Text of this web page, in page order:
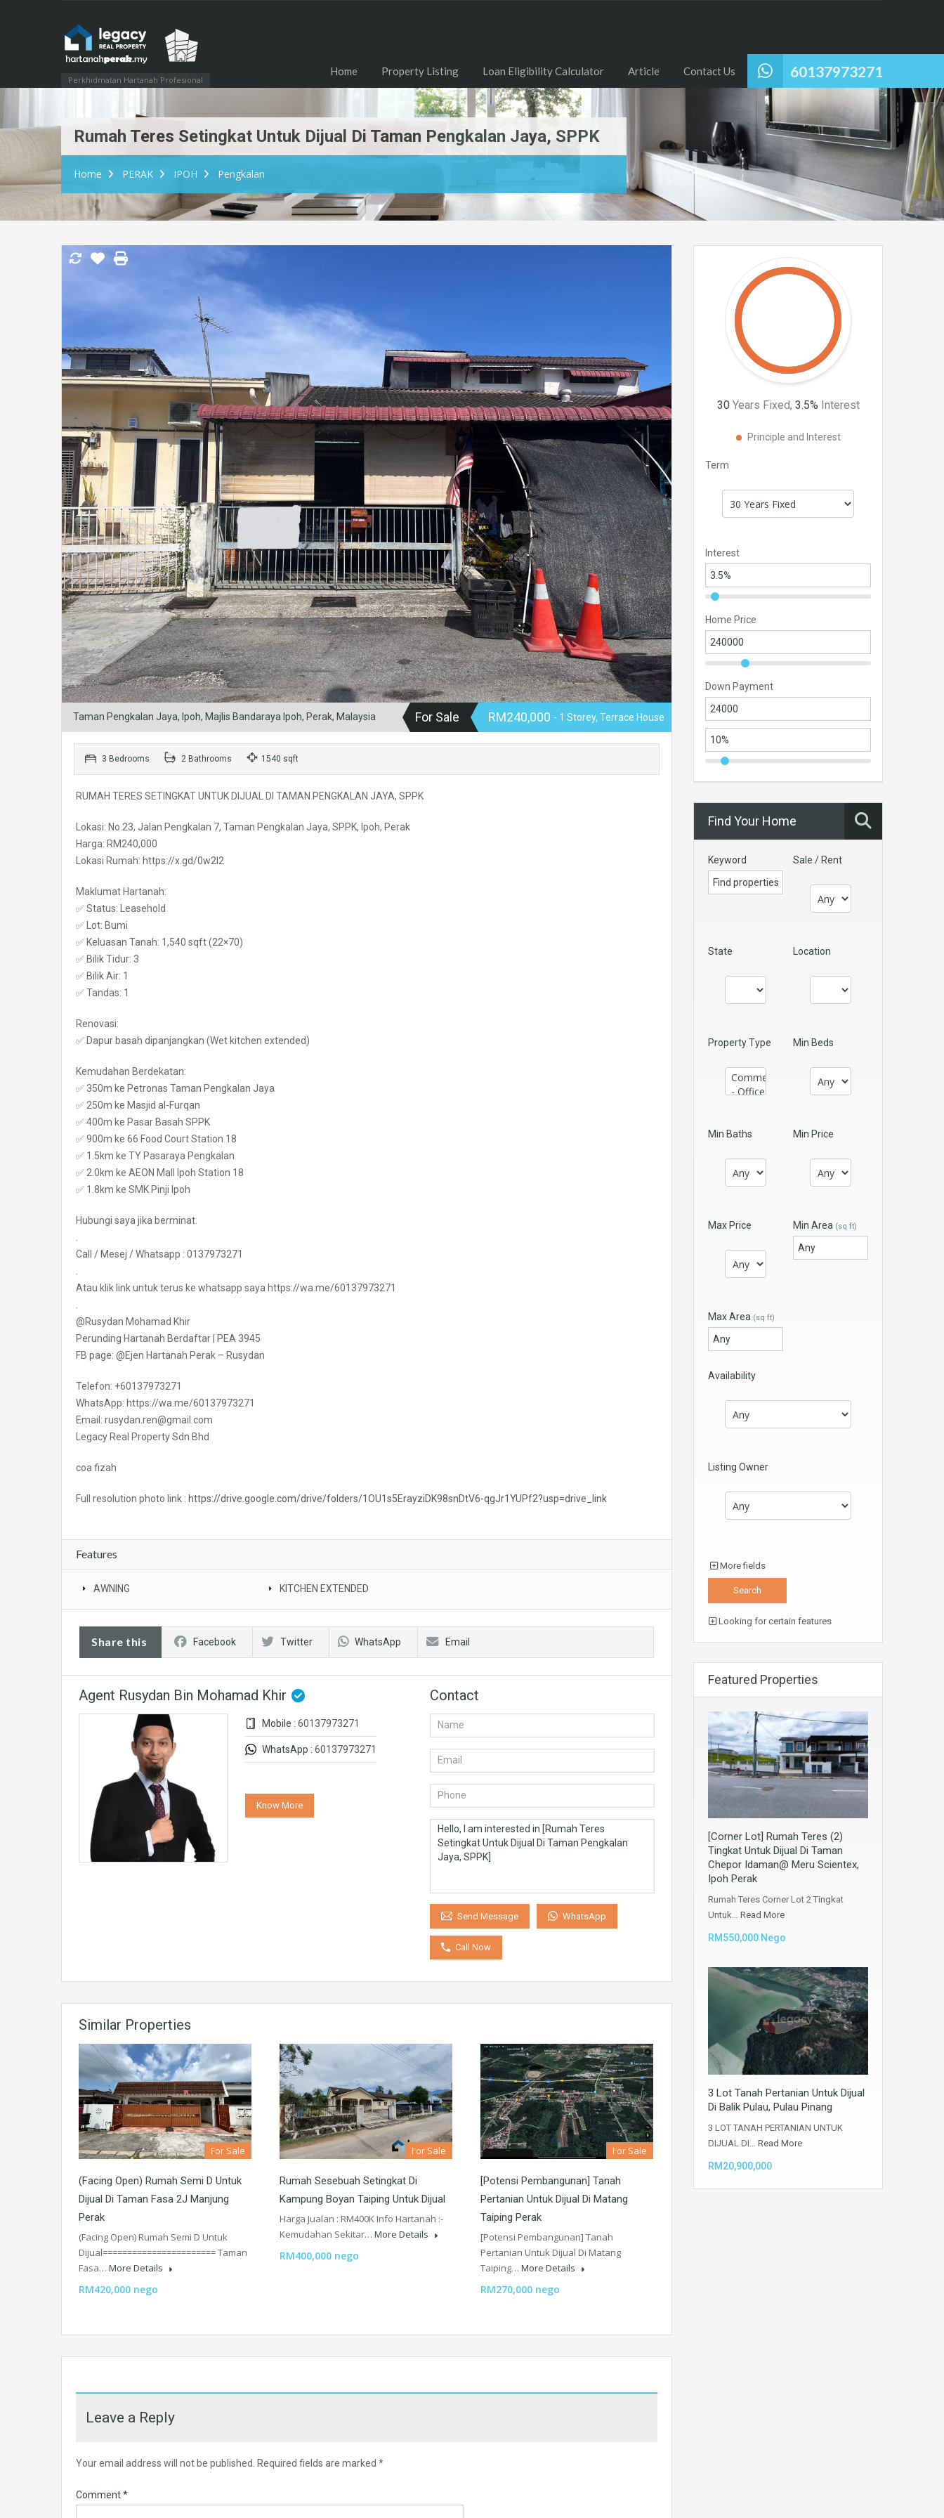
Perkhidmatan Hartanah Profesional 60137973271
Home Property Listing Loan Eligibility Calculator Article Contact Us
Rumah Teres Setingkat Untuk Dijual Di Taman Pengkalan Jaya, SPPK
Home PERAK IPOH Pengkalan
Taman Pengkalan Jaya, Ipoh, Majlis Bandaraya Ipoh, Perak, Malaysia For Sale RM240,000 - 1 Storey, Terrace House
3 Bedrooms 2 Bathrooms 1540 sqft
RUMAH TERES SETINGKAT UNTUK DIJUAL DI TAMAN PENGKALAN JAYA, SPPK
Lokasi: No.23, Jalan Pengkalan 7, Taman Pengkalan Jaya, SPPK, Ipoh, Perak
Harga: RM240,000
Lokasi Rumah: https://x.gd/0w2I2
Maklumat Hartanah:
✅ Status: Leasehold
✅ Lot: Bumi
✅ Keluasan Tanah: 1,540 sqft (22×70)
✅ Bilik Tidur: 3
✅ Bilik Air: 1
✅ Tandas: 1
Renovasi:
✅ Dapur basah dipanjangkan (Wet kitchen extended)
Kemudahan Berdekatan:
✅ 350m ke Petronas Taman Pengkalan Jaya
✅ 250m ke Masjid al-Furqan
✅ 400m ke Pasar Basah SPPK
✅ 900m ke 66 Food Court Station 18
✅ 1.5km ke TY Pasaraya Pengkalan
✅ 2.0km ke AEON Mall Ipoh Station 18
✅ 1.8km ke SMK Pinji Ipoh
Hubungi saya jika berminat.
Call / Mesej / Whatsapp : 0137973271
Atau klik link untuk terus ke whatsapp saya https://wa.me/60137973271
@Rusydan Mohamad Khir
Perunding Hartanah Berdaftar | PEA 3945
FB page: @Ejen Hartanah Perak – Rusydan
Telefon: +60137973271
WhatsApp: https://wa.me/60137973271
Email: rusydan.ren@gmail.com
Legacy Real Property Sdn Bhd
coa fizah
Full resolution photo link : https://drive.google.com/drive/folders/1OU1s5ErayziDK98snDtV6-qgJr1YUPf2?usp=drive_link
Features
AWNING KITCHEN EXTENDED
Share this Facebook Twitter WhatsApp Email
Agent Rusydan Bin Mohamad Khir
Mobile : 60137973271
WhatsApp : 60137973271
Know More
Contact
Send Message WhatsApp
Call Now
Similar Properties
For Sale
(Facing Open) Rumah Semi D Untuk
Dijual Di Taman Fasa 2J Manjung
Perak
(Facing Open) Rumah Semi D Untuk
Dijual======================= Taman
Fasa… More Details
RM420,000 nego
For Sale
Rumah Sesebuah Setingkat Di
Kampung Boyan Taiping Untuk Dijual
Harga Jualan : RM400K Info Hartanah :-
Kemudahan Sekitar… More Details
RM400,000 nego
For Sale
[Potensi Pembangunan] Tanah
Pertanian Untuk Dijual Di Matang
Taiping Perak
[Potensi Pembangunan] Tanah
Pertanian Untuk Dijual Di Matang
Taiping… More Details
RM270,000 nego
Leave a Reply
Your email address will not be published. Required fields are marked *
Comment*
30 Years Fixed, 3.5% Interest
Principle and Interest
Term
Interest
Home Price
Down Payment
Find Your Home
Keyword Sale / Rent
State Location
Property Type Min Beds
Min Baths Min Price
Max Price Min Area (sq ft)
Max Area (sq ft)
Availability
Listing Owner
More fields
Looking for certain features
Featured Properties
[Corner Lot] Rumah Teres (2)
Tingkat Untuk Dijual Di Taman
Chepor Idaman@ Meru Scientex,
Ipoh Perak
Rumah Teres Corner Lot 2 Tingkat
Untuk… Read More
RM550,000 Nego
3 Lot Tanah Pertanian Untuk Dijual
Di Balik Pulau, Pulau Pinang
3 LOT TANAH PERTANIAN UNTUK
DIJUAL DI… Read More
RM20,900,000